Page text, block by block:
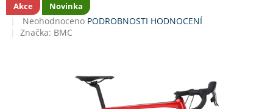
Akce Novinka
Průměrné
hodnocení
Neohodnoceno PODROBNOSTI HODNOCENÍ
Značka: BMC